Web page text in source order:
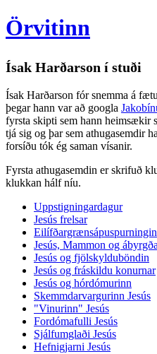
Örvitinn
Ísak Harðarson í stuði
Ísak Harðarson fór snemma á
þegar hann var að googla
fyrsta skipti sem hann heimsækir
tjá sig og þar sem athugasemdir
forsíðu tók ég saman vísanir.
Fyrsta athugasemdin er skrifuð
klukkan hálf níu.
Uppstigningardagur
Jesús frelsar
Eilífðargrænsápuspurningin
Jesús, Mammon og
Jesús og fjölskylduböndin
Jesús og fráskildu konurnar
Jesús og hórdómurinn
Skemmdarvargurinn Jesús
"Vinurinn" Jesús
Fordómafulli Jesús
Sjálfumglaði Jesús
Hefnigjarni Jesús